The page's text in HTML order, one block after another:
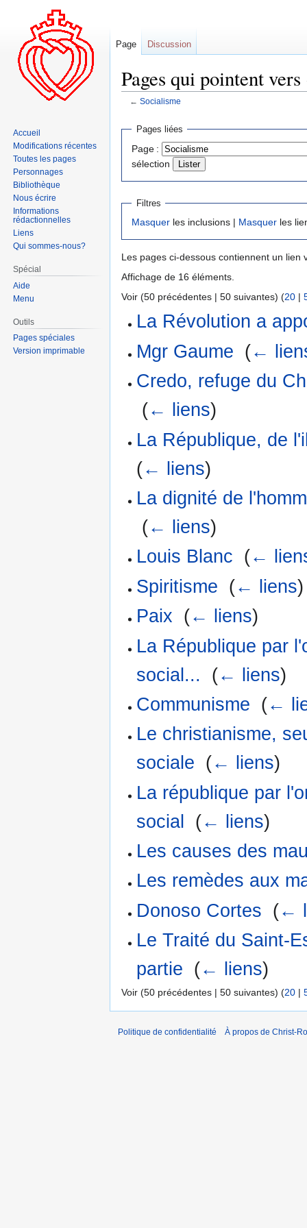
Pages qui pointent
← Socialisme
Aller
navigation
Aller
recherche
Pages liées
Page :
sélection
Filtres
Masquer les inclusions | Masquer les
Les pages ci-dessous contiennent un lien
Affichage de 16 éléments.
Voir (50 précédentes | 50 suivantes) (20 |
La Révolution a
Mgr Gaume (←
Credo, refuge du
(← liens)
La République, de
(← liens)
La dignité de
(← liens)
Louis Blanc (←
Spiritisme (← liens)
Paix (← liens)
La République par
social...
(← liens)
Communisme (←
Le christianisme,
sociale (← liens)
La république par
social
(← liens)
Les causes des
Les remèdes aux
Donoso Cortes (←
Le Traité du Saint-
partie (← liens)
Voir (50 précédentes | 50 suivantes) (20 |
Page Discussion
Accueil
Modifications récentes
Toutes les pages
Personnages
Bibliothèque
Nous écrire
Informations
rédactionnelles
Liens
Qui sommes-nous?
Spécial
Aide
Menu
Outils
Pages spéciales
Version imprimable
Politique de confidentialité À propos de Christ-